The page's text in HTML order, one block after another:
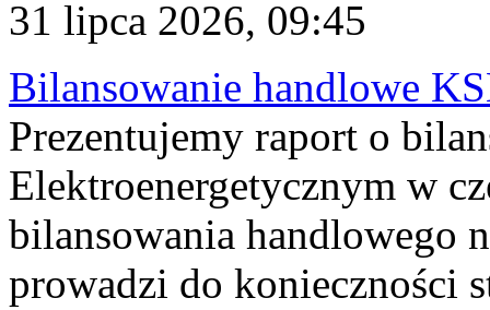
31 lipca 2026, 09:45
Bilansowanie handlowe
Prezentujemy raport o
Elektroenergetycznym w
bilansowania handlowego
prowadzi do konieczności